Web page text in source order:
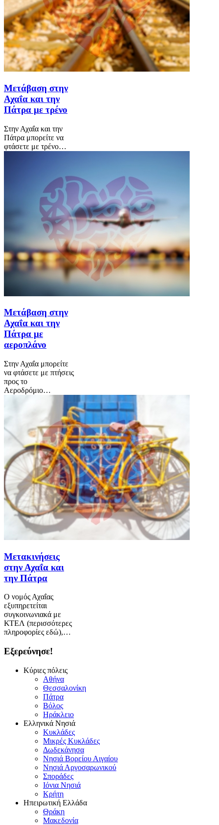
Μετάβαση στην
Αχαΐα και την
Πάτρα με τρένο
Στην Αχαΐα και την
Πάτρα μπορείτε να
φτάσετε με τρένο…
Μετάβαση στην
Αχαΐα και την
Πάτρα με
αεροπλάνο
Στην Αχαΐα μπορείτε
να φτάσετε με πτήσεις
προς το
Αεροδρόμιο…
Μετακινήσεις
στην Αχαΐα και
την Πάτρα
Ο νομός Αχαΐας
εξυπηρετείται
συγκοινωνιακά με
ΚΤΕΛ (περισσότερες
πληροφορίες εδώ),…
Εξερεύνησε!
Κύριες πόλεις
Αθήνα
Θεσσαλονίκη
Πάτρα
Βόλος
Ηράκλειο
Ελληνικά Νησιά
Κυκλάδες
Μικρές Κυκλάδες
Δωδεκάνησα
Νησιά Βορείου Αιγαίου
Νησιά Αργοσαρωνικού
Σποράδες
Ιόνια Νησιά
Κρήτη
Ηπειρωτική Ελλάδα
Θράκη
Μακεδονία